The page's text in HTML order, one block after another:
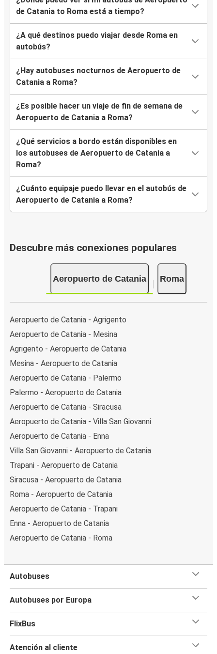
de Catania to Roma está a tiempo?
¿A qué destinos puedo viajar desde Roma en
autobús?
¿Hay autobuses nocturnos de Aeropuerto de
Catania a Roma?
¿Es posible hacer un viaje de fin de semana de
Aeropuerto de Catania a Roma?
¿Qué servicios a bordo están disponibles en
los autobuses de Aeropuerto de Catania a
Roma?
¿Cuánto equipaje puedo llevar en el autobús de
Aeropuerto de Catania a Roma?
Descubre más conexiones populares
Aeropuerto de Catania Roma
Aeropuerto de Catania - Agrigento
Aeropuerto de Catania - Mesina
Agrigento - Aeropuerto de Catania
Mesina - Aeropuerto de Catania
Aeropuerto de Catania - Palermo
Palermo - Aeropuerto de Catania
Aeropuerto de Catania - Siracusa
Aeropuerto de Catania - Villa San Giovanni
Aeropuerto de Catania - Enna
Villa San Giovanni - Aeropuerto de Catania
Trapani - Aeropuerto de Catania
Siracusa - Aeropuerto de Catania
Roma - Aeropuerto de Catania
Aeropuerto de Catania - Trapani
Enna - Aeropuerto de Catania
Aeropuerto de Catania - Roma
Autobuses
Autobuses por Europa
FlixBus
Atención al cliente